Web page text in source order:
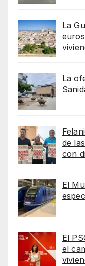
La
La
de
con
El
El
el